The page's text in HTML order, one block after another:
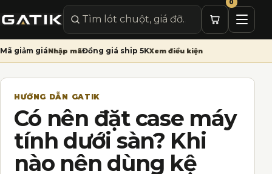
Mở
Tìm sản phẩm
0
Mã giảm giáNhập mãĐồng giá ship 5KXem điều kiện
HƯỚNG DẪN GATIK
Có nên đặt case máy
tính dưới sàn? Khi
nào nên dùng kệ